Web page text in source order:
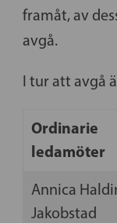
framåt, av
avgå.
I tur att avgå
Ordinarie
ledamöter
Annica
Jakobstad